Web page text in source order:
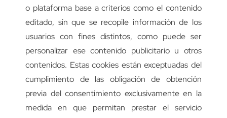
o plataforma base a criterios como el contenido
editado, sin que se recopile información de los
usuarios con fines distintos, como puede ser
personalizar ese contenido publicitario u otros
contenidos. Estas cookies están exceptuadas del
cumplimiento de las obligación de obtención
previa del consentimiento exclusivamente en la
medida en que permitan prestar el servicio